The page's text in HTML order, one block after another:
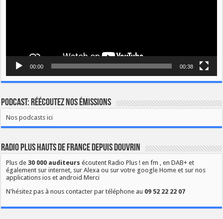
00:00 00:38
Podcast: Réécoutez nos émissions
Nos podcasts ici
Radio Plus Hauts de France depuis Douvrin
Plus de30 000 auditeurs écoutent Radio Plus ! en fm , en DAB+ et
également sur internet, sur Alexa ou sur votre google Home et sur nos
applications ios et android Merci
N'hésitez pas à nous contacter par téléphone au 09 52 22 22 07